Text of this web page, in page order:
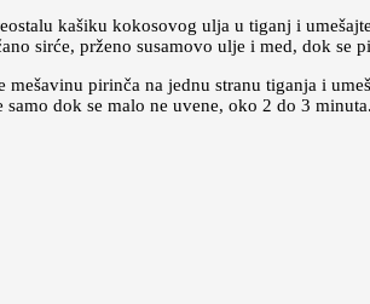
kašiku kokosovog ulja u tiganj i
sirće, prženo susamovo ulje i med, dok se
mešavinu pirinča na jednu stranu tiganja i
samo dok se malo ne uvene, oko 2 do 3